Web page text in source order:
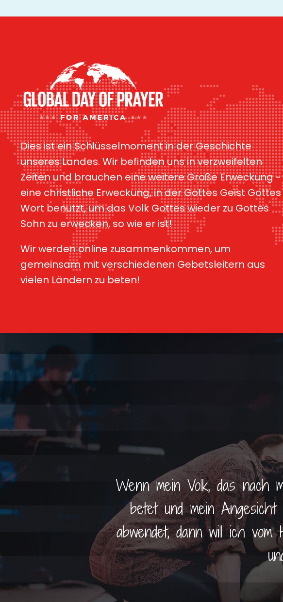
Dies ist ein Schlüsselmoment in der Geschichte
unseres Landes. Wir befinden uns in verzweifelten
Zeiten und brauchen eine weitere Große Erweckung -
eine christliche Erweckung, in der Gottes Geist Gottes
Wort benutzt, um das Volk Gottes wieder zu Gottes
Sohn zu erwecken, so wie er ist!
Wir werden online zusammenkommen, um
gemeinsam mit verschiedenen Gebetsleitern aus
vielen Ländern zu beten!
Wenn mein Volk, das nach
betet und mein
abwendet, dann will ich